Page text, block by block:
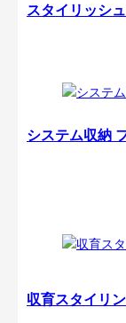
スタイリッシ
システム収納
収育スタイリ